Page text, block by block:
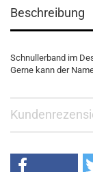
Beschreibung
Schnullerband im
Gerne kann der